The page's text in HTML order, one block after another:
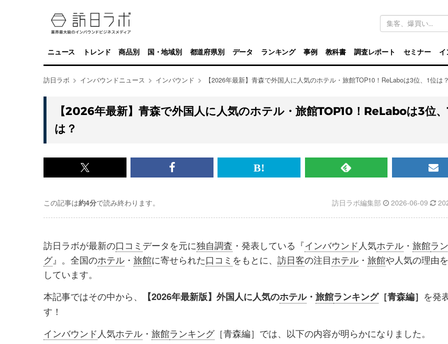
キ
ワ
ド
検
索
ニュース トレンド 商品別 国・地域別 都道府県別 データ ランキング 事例 教科書 調査レポート セミナー イ
訪日ラボ インバウンドニュース インバウンド 【2026年最新】青森で外国人に人気のホテル・旅館TOP10！ReLaboは3位、1位は
【2026年最新】青森で外国人に人気のホテル・旅館TOP10！ReLaboは3位、
は？
x<br>
記
事
シ
ェ
ア
す
Facebook<br>
事
シ
ェ
す
は
ブ
ク
マ
ク
追
RSS
記
事
購
読
る
メ
マ
ガ
録
す
訪日ラボ編集部 2026-06-09
この記事は約4分で読み終わります。
訪日ラボが最新の口コミ データを元に独自調査 ・発表している『インバウンド 人気ホテル ・ 旅館ラ
グ』。全国のホテル ・ 旅館に寄せられた口コミ をもとに、 訪日客の注目ホテル ・ 旅館や人気の理由
しています。
本記事ではその中から、
【2026年最新版】外国人に人気のホテル・ 旅館ランキング［青森編］ を発
す！
インバウンド 人気ホテル ・ 旅館ランキング［青森編］では、以下の内容が明らかになりました。